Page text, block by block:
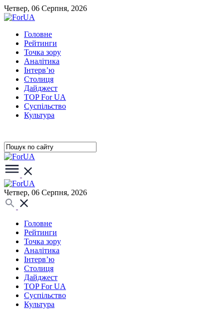
Четвер, 06 Серпня, 2026
Головне
Рейтинги
Точка зору
Аналітика
Інтерв’ю
Столиця
Дайджест
TOP For UA
Суспiльство
Культура
Четвер, 06 Серпня, 2026
Головне
Рейтинги
Точка зору
Аналітика
Інтерв’ю
Столиця
Дайджест
TOP For UA
Суспiльство
Культура